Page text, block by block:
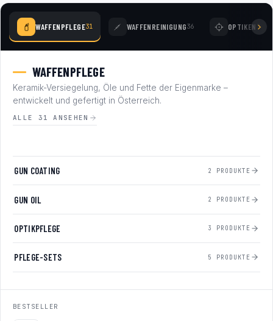
WAFFENPFLEGE31 WAFFENREINIGUNG36 OPTIKEN 78
WAFFENPFLEGE
Keramik-Versiegelung, Öle und Fette der Eigenmarke –
entwickelt und gefertigt in Österreich.
ALLE 31 ANSEHEN
GUN COATING 2 PRODUKTE
GUN OIL 2 PRODUKTE
OPTIKPFLEGE 3 PRODUKTE
PFLEGE-SETS 5 PRODUKTE
BESTSELLER